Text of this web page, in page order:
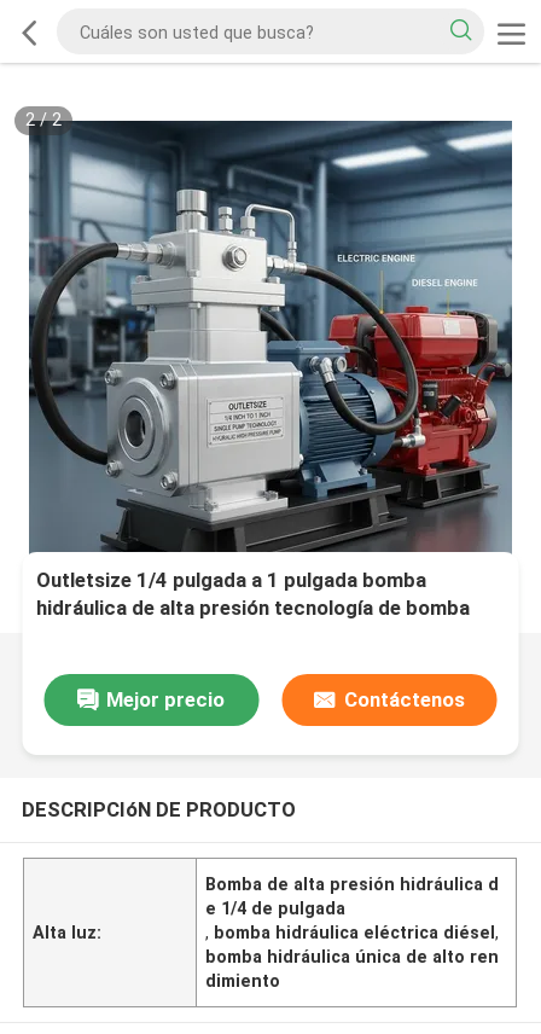
2/2
Outletsize 1/4 pulgada a 1 pulgada bomba
hidráulica de alta presión tecnología de bomba
Mejor precio
Contáctenos
DESCRIPCIóN DE PRODUCTO
Alta luz:
Bomba de alta presión hidráulica d
e 1/4 de pulgada
, bomba hidráulica eléctrica diésel,
bomba hidráulica única de alto ren
dimiento